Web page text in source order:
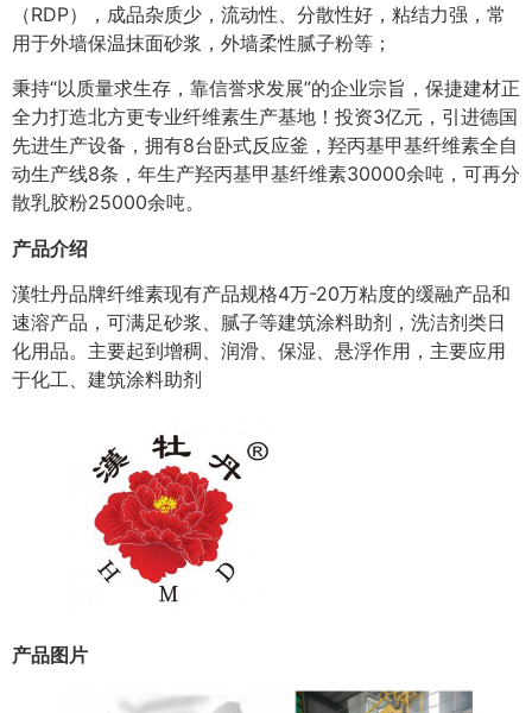
（RDP），成品杂质少，流动性、分散性好，粘结力强，常
用于外墙保温抹面砂浆，外墙柔性腻子粉等；
秉持“以质量求生存，靠信誉求发展”的企业宗旨，保捷建材正
全力打造北方更专业纤维素生产基地！投资3亿元，引进德国
先进生产设备，拥有8台卧式反应釜，羟丙基甲基纤维素全自
动生产线8条，年生产羟丙基甲基纤维素30000余吨，可再分
散乳胶粉25000余吨。
产品介绍
漢牡丹品牌纤维素现有产品规格4万-20万粘度的缓融产品和
速溶产品，可满足砂浆、腻子等建筑涂料助剂，洗洁剂类日
化用品。主要起到增稠、润滑、保湿、悬浮作用，主要应用
于化工、建筑涂料助剂
产品图片